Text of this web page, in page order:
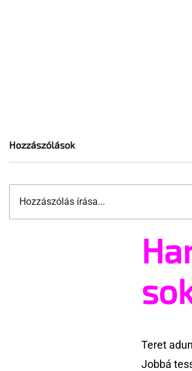
A mellrákszűrésről senki sem
beszél a mellkasi műtétek
Hozzászólások
Hozzászólás írása...
Teret
Jobbá